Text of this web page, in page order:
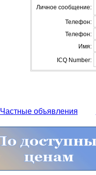
Личное сообщение:
Телефон:
Телефон:
Имя:
ICQ Number:
Частные объявления